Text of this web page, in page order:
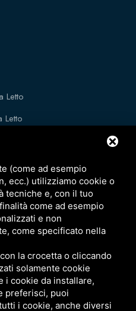
Letto
Letto
(come ad esempio
ecc.) utilizziamo cookie o
tecniche e, con il tuo
come ad esempio
e non
come specificato nella
la crocetta o cliccando
solamente cookie
i cookie da installare,
preferisci, puoi
i cookie, anche diversi